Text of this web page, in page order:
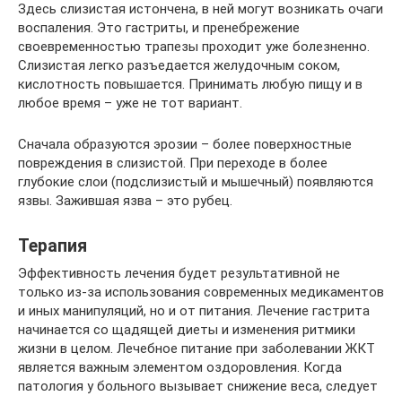
Здесь слизистая истончена, в ней могут возникать очаги
воспаления. Это гастриты, и пренебрежение
своевременностью трапезы проходит уже болезненно.
Слизистая легко разъедается желудочным соком,
кислотность повышается. Принимать любую пищу и в
любое время – уже не тот вариант.
Сначала образуются эрозии – более поверхностные
повреждения в слизистой. При переходе в более
глубокие слои (подслизистый и мышечный) появляются
язвы. Зажившая язва – это рубец.
Терапия
Эффективность лечения будет результативной не
только из-за использования современных медикаментов
и иных манипуляций, но и от питания. Лечение гастрита
начинается со щадящей диеты и изменения ритмики
жизни в целом. Лечебное питание при заболевании ЖКТ
является важным элементом оздоровления. Когда
патология у больного вызывает снижение веса, следует